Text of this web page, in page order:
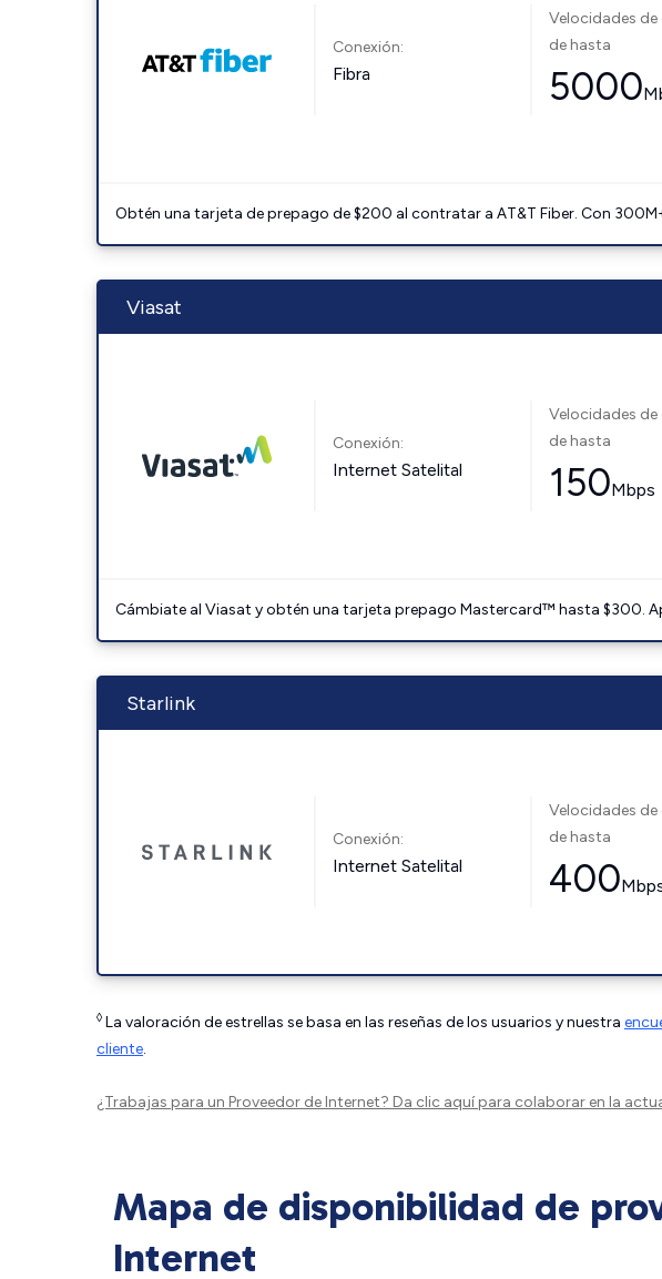
Conexión:
Fibra
Velocidades
de hasta
5000
Obtén una tarjeta de prepago de $200 al contratar a AT&T Fiber. Con
Viasat
Conexión:
Internet Satelital
Velocidades
de hasta
150Mbps
Cámbiate al Viasat y obtén una tarjeta prepago Mastercard™ hasta $300.
Starlink
Conexión:
Internet Satelital
Velocidades
de hasta
400
◊ La valoración de estrellas se basa en las reseñas de los usuarios y nuestra
cliente.
¿Trabajas para un Proveedor de Internet? Da clic aquípara colaborar en la
Mapa de disponibilidad de
Internet